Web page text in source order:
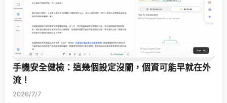
手機安全健檢：這幾個設定沒關，個資可能早就在外
流！
2026/7/7